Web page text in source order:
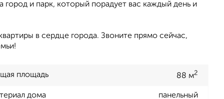
и парк, который порадует вас каждый день и
в сердце города. Звоните прямо сейчас,
площадь 88 м2
дома панельный